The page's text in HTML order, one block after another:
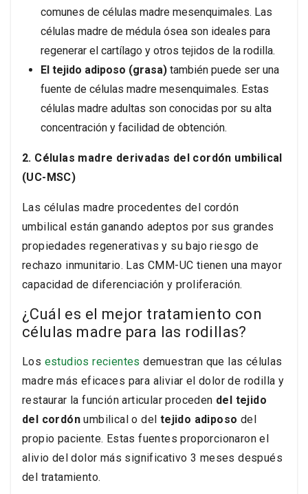
comunes de células madre mesenquimales. Las
células madre de médula ósea son ideales para
regenerar el cartílago y otros tejidos de la rodilla.
El tejido adiposo (grasa) también puede ser una
fuente de células madre mesenquimales. Estas
células madre adultas son conocidas por su alta
concentración y facilidad de obtención.
2. Células madre derivadas del cordón umbilical
(UC-MSC)
Las células madre procedentes del cordón
umbilical están ganando adeptos por sus grandes
propiedades regenerativas y su bajo riesgo de
rechazo inmunitario. Las CMM-UC tienen una mayor
capacidad de diferenciación y proliferación.
¿Cuál es el mejor tratamiento con
células madre para las rodillas?
Los estudios recientes demuestran que las células
madre más eficaces para aliviar el dolor de rodilla y
restaurar la función articular proceden del tejido
del cordón umbilical o del tejido adiposo del
propio paciente. Estas fuentes proporcionaron el
alivio del dolor más significativo 3 meses después
del tratamiento.